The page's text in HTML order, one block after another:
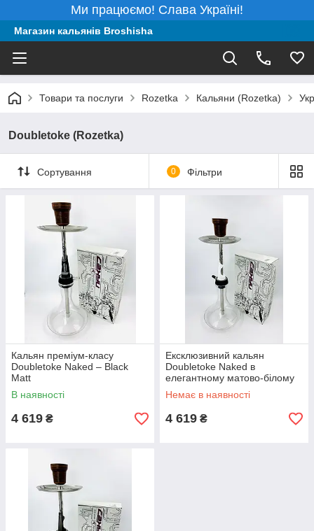
Ми працюємо! Слава Україні!
Магазин кальянів Broshisha
Товари та послуги Rozetka Кальяни (Rozetka)
Doubletoke (Rozetka)
Сортування 0 Фільтри
Кальян преміум-класу
Doubletoke Naked – Black
Matt
В наявності
4 619 ₴
Ексклюзивний кальян
Doubletoke Naked в
елегантному матово-білому
виконанні
Немає в наявності
4 619 ₴